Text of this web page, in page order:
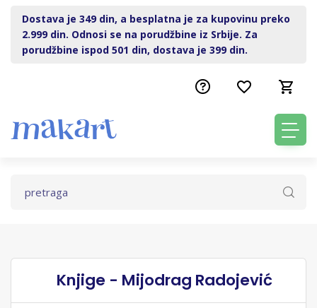
Dostava je 349 din, a besplatna je za kupovinu preko
2.999 din. Odnosi se na porudžbine iz Srbije. Za
porudžbine ispod 501 din, dostava je 399 din.
Knjige - Mijodrag Radojević